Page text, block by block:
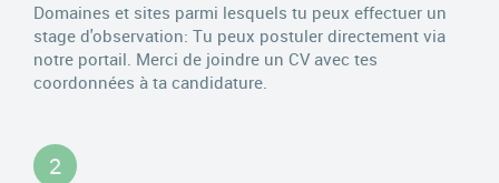
Domaines et sites parmi lesquels tu peux effectuer un
stage d'observation: Tu peux postuler directement via
notre portail. Merci de joindre un CV avec tes
coordonnées à ta candidature.
2